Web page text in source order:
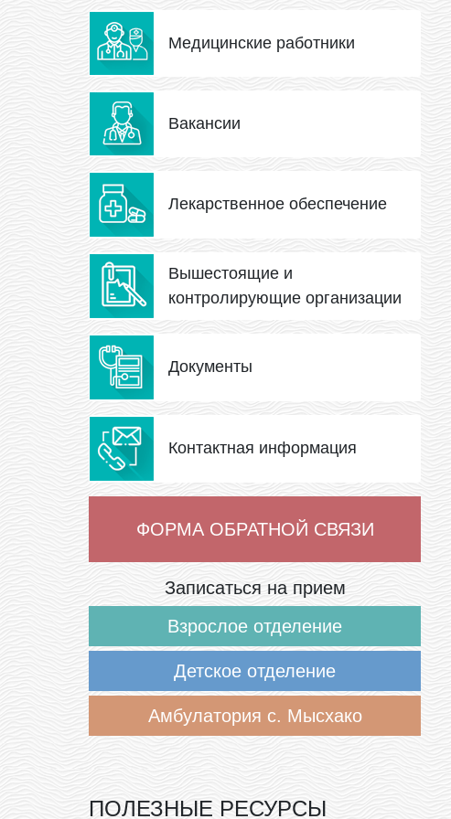
Медицинские работники
Вакансии
Лекарственное обеспечение
Вышестоящие и
контролирующие организации
Документы
Контактная информация
ФОРМА ОБРАТНОЙ СВЯЗИ
Записаться на прием
Взрослое отделение
Детское отделение
Амбулатория с. Мысхако
ПОЛЕЗНЫЕ РЕСУРСЫ